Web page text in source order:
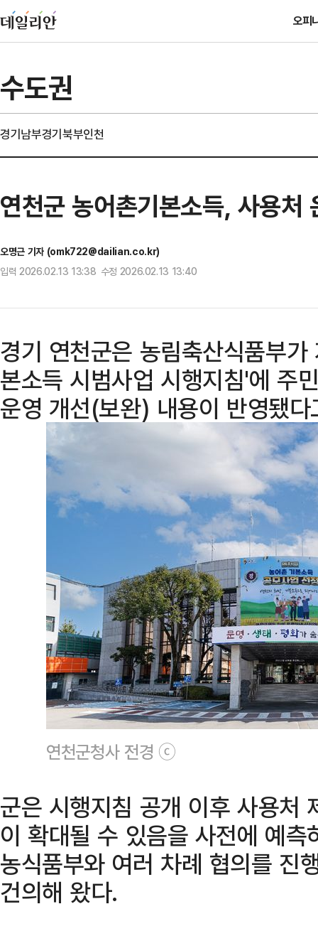
오피
수도권
경기남부경기북부인천
연천군 농어촌기본소득, 사용
오명근 기자 (omk722@dailian.co.kr)
입력 2026.02.13 13:38 수정 2026.02.13 13:40
경기 연천군은 농림축산식품부
본소득 시범사업 시행지침'에 주
운영 개선(보완) 내용이 반영됐
연천군청사 전경 ⓒ
군은 시행지침 공개 이후 사용처
이 확대될 수 있음을 사전에 예
농식품부와 여러 차례 협의를 진
건의해 왔다.